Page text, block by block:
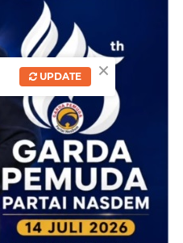
×
UPDATE